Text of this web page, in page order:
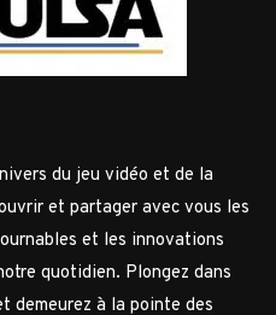
du jeu vidéo et de la
et partager avec vous les
et les innovations
quotidien. Plongez dans
demeurez à la pointe des